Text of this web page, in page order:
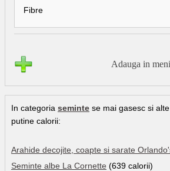
Fibre
Adauga in
In categoria seminte se mai gasesc si
putine calorii:
Arahide decojite, coapte si sarate
Seminte albe La Cornette (639 calorii)